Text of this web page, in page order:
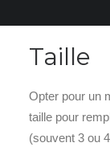
Taille
Opter pour un
taille pour
(souvent 3 ou